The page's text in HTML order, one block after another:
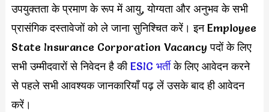
उपयुक्तता के प्रमाण के रूप में आयु, योग्यता और अनुभव के सभी
प्रासंगिक दस्तावेजों को ले जाना सुनिश्चित करें। इन Employee
State Insurance Corporation Vacancy पदों के लिए
सभी उम्मीदवारों से निवेदन है कीESIC भर्तीके लिए आवेदन करने
से पहले सभी आवश्यक जानकारियाँ पढ़ लें उसके बाद ही आवेदन
करें।